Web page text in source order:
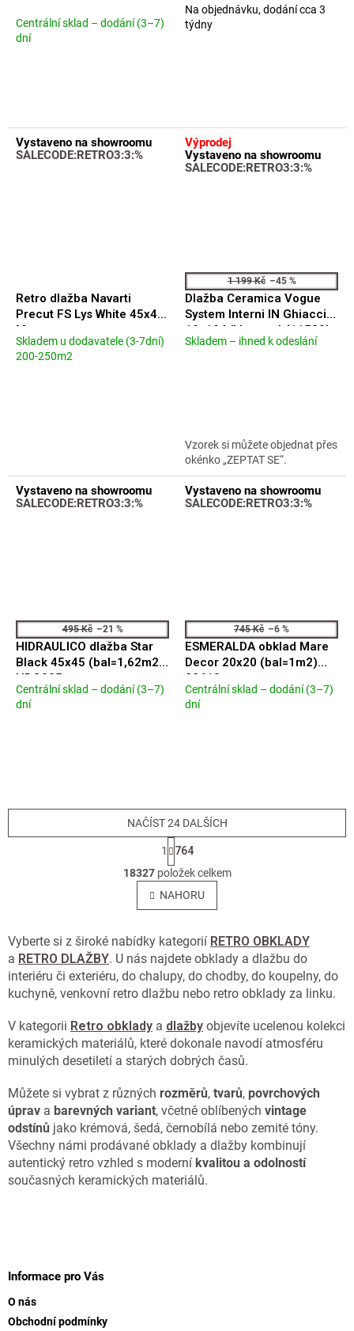
Centrální sklad – dodání (3–7)
dní
Průměrné
hodnocení
Na objednávku, dodání cca 3
týdny
Vystaveno na showroomu
SALECODE:RETRO3:3:%
Retro dlažba Navarti
Precut FS Lys White 45x45
Matt.
Průměrné
Skladem u dodavatele (3-7dní)
200-250m2
Výprodej
Vystaveno na showroomu
SALECODE:RETRO3:3:%
1 199 Kč –45 %
Dlažba Ceramica Vogue
System Interni IN Ghiaccio
10x10 bílá matná (11520)
Průměrné
hvězdiček.
Skladem – ihned k odeslání
Vzorek si můžete objednat přes
okénko „ZEPTAT SE“.
Vystaveno na showroomu
SALECODE:RETRO3:3:%
495 Kč –21 %
HIDRAULICO dlažba Star
Black 45x45 (bal=1,62m2)
HDO005
Průměrné
Centrální sklad – dodání (3–7)
dní
Vystaveno na showroomu
SALECODE:RETRO3:3:%
745 Kč –6 %
ESMERALDA obklad Mare
Decor 20x20 (bal=1m2)
22413
Průměrné
Centrální sklad – dodání (3–7)
dní
O
v
l
á
a
c
í
p
r
k
y
v
p
i
u
NAČÍST 24 DALŠÍCH
S
t
r
á
n
k
v
á
n
í
1
764
18327položek celkem
NAHORU
Vyberte si z široké nabídky kategorií RETRO OBKLADY
a RETRO DLAŽBY. U nás najdete obklady a dlažbu do
interiéru či exteriéru, do chalupy, do chodby, do koupelny, do
kuchyně, venkovní retro dlažbu nebo retro obklady za linku.
V kategorii Retro obklady a dlažby objevíte ucelenou kolekci
keramických materiálů, které dokonale navodí atmosféru
minulých desetiletí a starých dobrých časů.
Můžete si vybrat z různých rozměrů, tvarů, povrchových
úprav a barevných variant, včetně oblíbených vintage
odstínů jako krémová, šedá, černobílá nebo zemité tóny.
Všechny námi prodávané obklady a dlažby kombinují
autentický retro vzhled s moderní kvalitou a odolností
současných keramických materiálů.
Informace pro Vás
O nás
Obchodní podmínky